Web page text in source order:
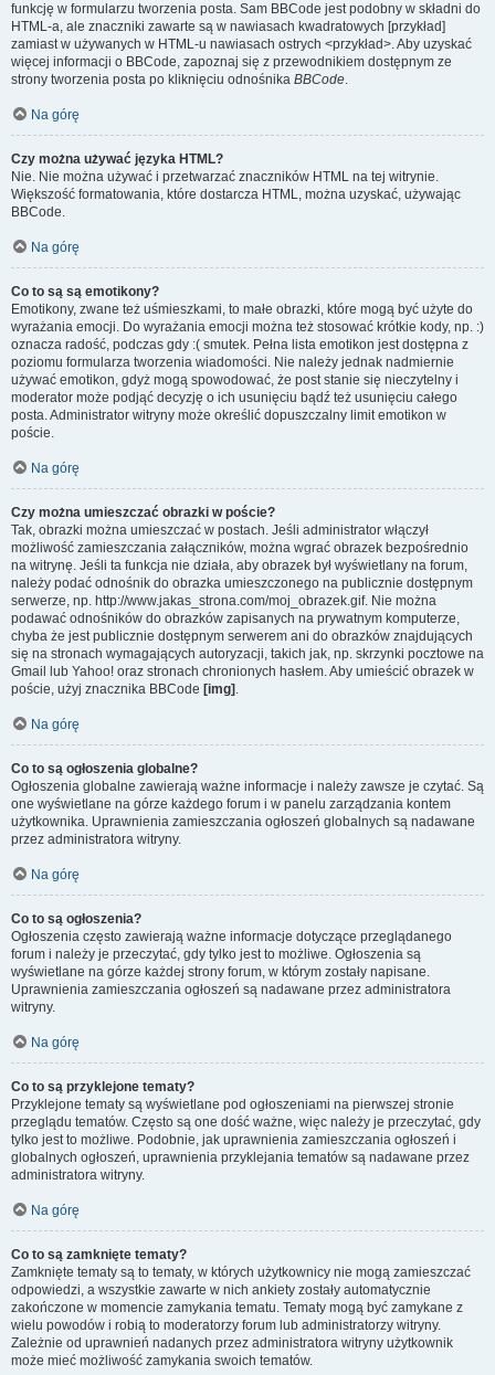
funkcję w formularzu tworzenia posta. Sam BBCode jest podobny w składni do
HTML-a, ale znaczniki zawarte są w nawiasach kwadratowych [przykład]
zamiast w używanych w HTML-u nawiasach ostrych <przykład>. Aby uzyskać
więcej informacji o BBCode, zapoznaj się z przewodnikiem dostępnym ze
strony tworzenia posta po kliknięciu odnośnika BBCode.
Na górę
Czy można używać języka HTML?
Nie. Nie można używać i przetwarzać znaczników HTML na tej witrynie.
Większość formatowania, które dostarcza HTML, można uzyskać, używając
BBCode.
Na górę
Co to są są emotikony?
Emotikony, zwane też uśmieszkami, to małe obrazki, które mogą być użyte do
wyrażania emocji. Do wyrażania emocji można też stosować krótkie kody, np. :)
oznacza radość, podczas gdy :( smutek. Pełna lista emotikon jest dostępna z
poziomu formularza tworzenia wiadomości. Nie należy jednak nadmiernie
używać emotikon, gdyż mogą spowodować, że post stanie się nieczytelny i
moderator może podjąć decyzję o ich usunięciu bądź też usunięciu całego
posta. Administrator witryny może określić dopuszczalny limit emotikon w
poście.
Na górę
Czy można umieszczać obrazki w poście?
Tak, obrazki można umieszczać w postach. Jeśli administrator włączył
możliwość zamieszczania załączników, można wgrać obrazek bezpośrednio
na witrynę. Jeśli ta funkcja nie działa, aby obrazek był wyświetlany na forum,
należy podać odnośnik do obrazka umieszczonego na publicznie dostępnym
serwerze, np. http://www.jakas_strona.com/moj_obrazek.gif. Nie można
podawać odnośników do obrazków zapisanych na prywatnym komputerze,
chyba że jest publicznie dostępnym serwerem ani do obrazków znajdujących
się na stronach wymagających autoryzacji, takich jak, np. skrzynki pocztowe na
Gmail lub Yahoo! oraz stronach chronionych hasłem. Aby umieścić obrazek w
poście, użyj znacznika BBCode [img] .
Na górę
Co to są ogłoszenia globalne?
Ogłoszenia globalne zawierają ważne informacje i należy zawsze je czytać. Są
one wyświetlane na górze każdego forum i w panelu zarządzania kontem
użytkownika. Uprawnienia zamieszczania ogłoszeń globalnych są nadawane
przez administratora witryny.
Na górę
Co to są ogłoszenia?
Ogłoszenia często zawierają ważne informacje dotyczące przeglądanego
forum i należy je przeczytać, gdy tylko jest to możliwe. Ogłoszenia są
wyświetlane na górze każdej strony forum, w którym zostały napisane.
Uprawnienia zamieszczania ogłoszeń są nadawane przez administratora
witryny.
Na górę
Co to są przyklejone tematy?
Przyklejone tematy są wyświetlane pod ogłoszeniami na pierwszej stronie
przeglądu tematów. Często są one dość ważne, więc należy je przeczytać, gdy
tylko jest to możliwe. Podobnie, jak uprawnienia zamieszczania ogłoszeń i
globalnych ogłoszeń, uprawnienia przyklejania tematów są nadawane przez
administratora witryny.
Na górę
Co to są zamknięte tematy?
Zamknięte tematy są to tematy, w których użytkownicy nie mogą zamieszczać
odpowiedzi, a wszystkie zawarte w nich ankiety zostały automatycznie
zakończone w momencie zamykania tematu. Tematy mogą być zamykane z
wielu powodów i robią to moderatorzy forum lub administratorzy witryny.
Zależnie od uprawnień nadanych przez administratora witryny użytkownik
może mieć możliwość zamykania swoich tematów.